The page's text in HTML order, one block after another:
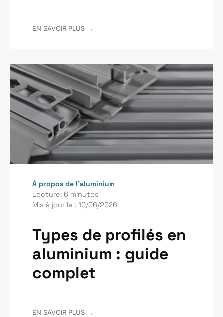
EN SAVOIR PLUS →
À propos de l’aluminium
Lecture: 6 minutes
Mis à jour le : 10/06/2026
Types de profilés en
aluminium : guide
complet
EN SAVOIR PLUS →